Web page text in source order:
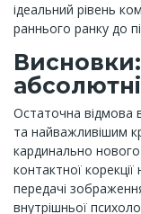
ідеальний рівень
раннього ранку до
Висновки:
Остаточна відмова
та найважливішим
кардинально
контактної
передачі
внутрішньої